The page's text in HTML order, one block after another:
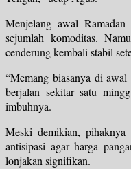
Menjelang awal
sejumlah komoditas.
cenderung kembali stabil
“Memang biasanya di
berjalan sekitar satu
imbuhnya.
Meski demikian, pihaknya
antisipasi agar harga
lonjakan signifikan.